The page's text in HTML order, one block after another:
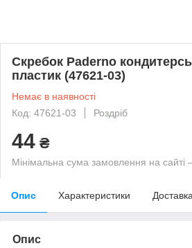
Скребок Paderno
пластик (47621-03)
Немає в наявності
Код: 47621-03
Роздріб
44 ₴
Мінімальна сума замовлення на
Опис Характеристики Доставка
Опис